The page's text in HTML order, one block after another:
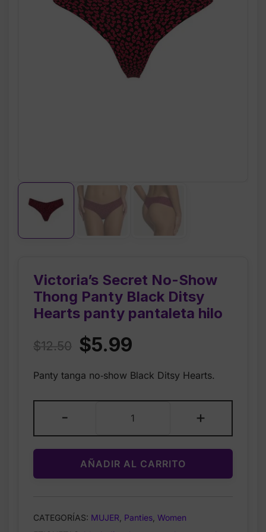
Victoria’s Secret No-Show
Thong Panty Black Ditsy
Hearts panty pantaleta hilo
$12.50 Original
was:
$12.50.
$5.99
is:
$5.99.
Panty tanga no‑show Black Ditsy Hearts.
-
Secret
No-
Show
Thong
Panty
Hearts
+
AÑADIR AL CARRITO
CATEGORÍAS: MUJER Panties Women